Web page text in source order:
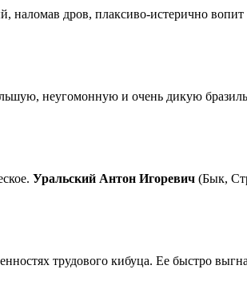
наломав дров, плаксиво-истерично вопит
неугомонную и очень дикую
Уральский Антон Игоревич (Бык,
трудового кибуца. Ее быстро